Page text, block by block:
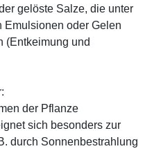
gelöste Salze, die unter
Emulsionen oder Gelen
(Entkeimung und
der Pflanze
sich besonders zur
durch Sonnenbestrahlung